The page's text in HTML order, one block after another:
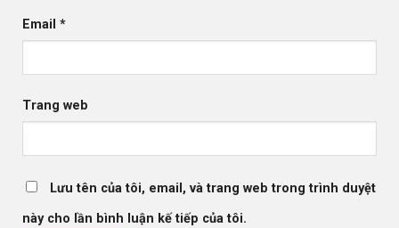
Email *
Trang web
Lưu tên của tôi, email, và trang web trong trình duyệt
này cho lần bình luận kế tiếp của tôi.